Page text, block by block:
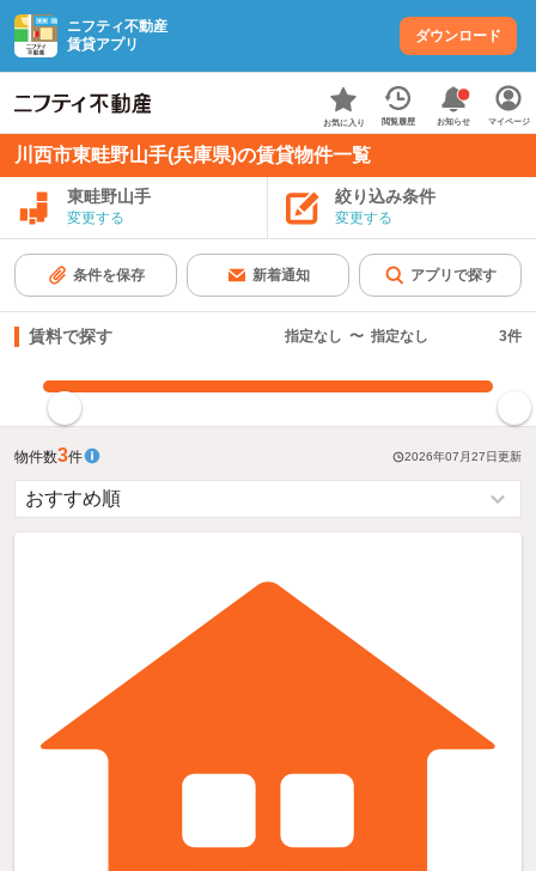
ニフティ不動産
賃貸アプリ
ダウンロード
お気に入り 閲覧履歴 お知らせ マイページ
川西市東畦野山手(兵庫県)の賃貸物件一覧
東畦野山手
変更する
絞り込み条件
変更する
条件を保存 新着通知 アプリで探す
賃料で探す 指定なし 〜 指定なし 3件
物件数3件 2026年07月27日更新